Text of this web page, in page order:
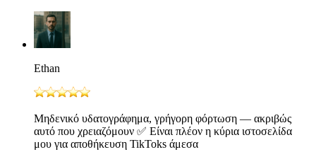
Ethan
Μηδενικό υδατογράφημα, γρήγορη φόρτωση — ακριβώς
αυτό που χρειαζόμουν ✅ Είναι πλέον η κύρια ιστοσελίδα
μου για αποθήκευση TikToks άμεσα